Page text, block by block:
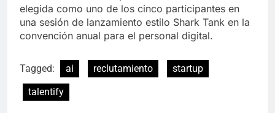
elegida como uno de los cinco participantes en
una sesión de lanzamiento estilo Shark Tank en la
convención anual para el personal digital.
Tagged: ai reclutamiento
startup
talentify